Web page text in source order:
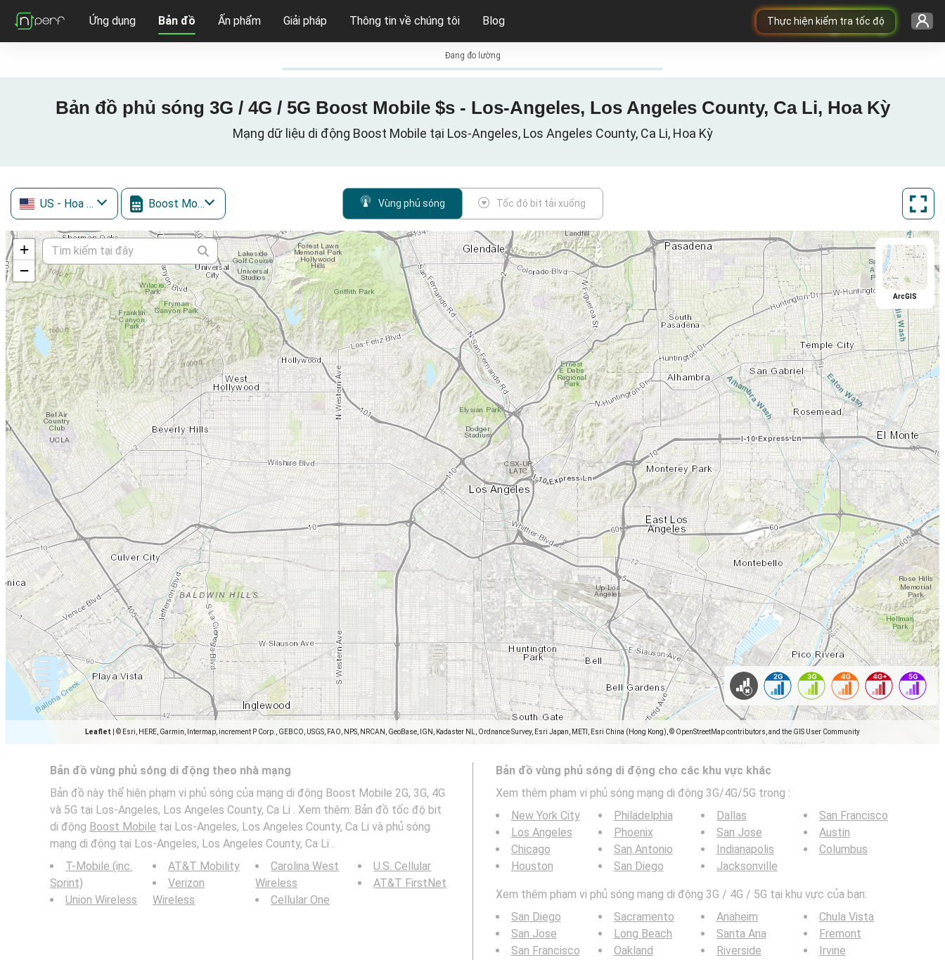
Thực hiện kiểm tra tốc độ
Ứng dụng Bản đồ Ấn phẩm Giải pháp Thông tin về chúng tôi Blog
Đang đo lường
Bản đồ phủ sóng 3G / 4G / 5G Boost Mobile $s - Los-Angeles, Los Angeles County, Ca Li, Hoa Kỳ
Mạng dữ liệu di động Boost Mobile tại Los-Angeles, Los Angeles County, Ca Li, Hoa Kỳ
US - Hoa Kỳ Boost Mobile Vùng phủ sóng Tốc độ bit tải xuống
+
−
Leaflet © Esri, HERE, Garmin, Intermap, increment P Corp., GEBCO, USGS, FAO, NPS, NRCAN, GeoBase, IGN, Kadaster NL, Ordnance Survey, Esri Japan, METI, Esri China (Hong Kong), © OpenStreetMap contributors, and the GIS User Community
ArcGIS
Bản đồ vùng phủ sóng di động theo nhà mạng
Bản đồ này thể hiện phạm vi phủ sóng của mạng di động Boost Mobile 2G, 3G, 4G
và 5G tại Los-Angeles, Los Angeles County, Ca Li . Xem thêm: Bản đồ tốc độ bit
di động Boost Mobile tại Los-Angeles, Los Angeles County, Ca Li và phủ sóng
mạng di động tại Los-Angeles, Los Angeles County, Ca Li .
T-Mobile (inc.
Sprint)
Union Wireless
AT&T Mobility
Verizon
Wireless
Carolina West
Wireless
Cellular One
U.S. Cellular
AT&T FirstNet
Bản đồ vùng phủ sóng di động cho các khu vực khác
Xem thêm phạm vi phủ sóng mạng di động 3G/4G/5G trong :
New York City
Los Angeles
Chicago
Houston
Philadelphia
Phoenix
San Antonio
San Diego
Dallas
San Jose
Indianapolis
Jacksonville
San Francisco
Austin
Columbus
Xem thêm phạm vi phủ sóng mạng di động 3G / 4G / 5G tại khu vực của bạn:
San Diego
San Jose
San Francisco
Sacramento
Long Beach
Oakland
Anaheim
Santa Ana
Riverside
Chula Vista
Fremont
Irvine